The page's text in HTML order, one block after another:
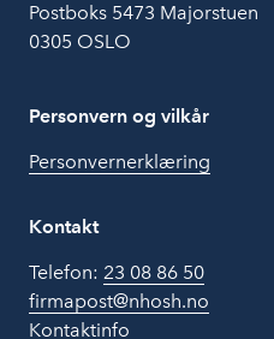
Postboks 5473 Majorstuen
0305 OSLO
Personvern og vilkår
Personvernerklæring
Kontakt
Telefon: 23 08 86 50
firmapost@nhosh.no
Kontaktinfo